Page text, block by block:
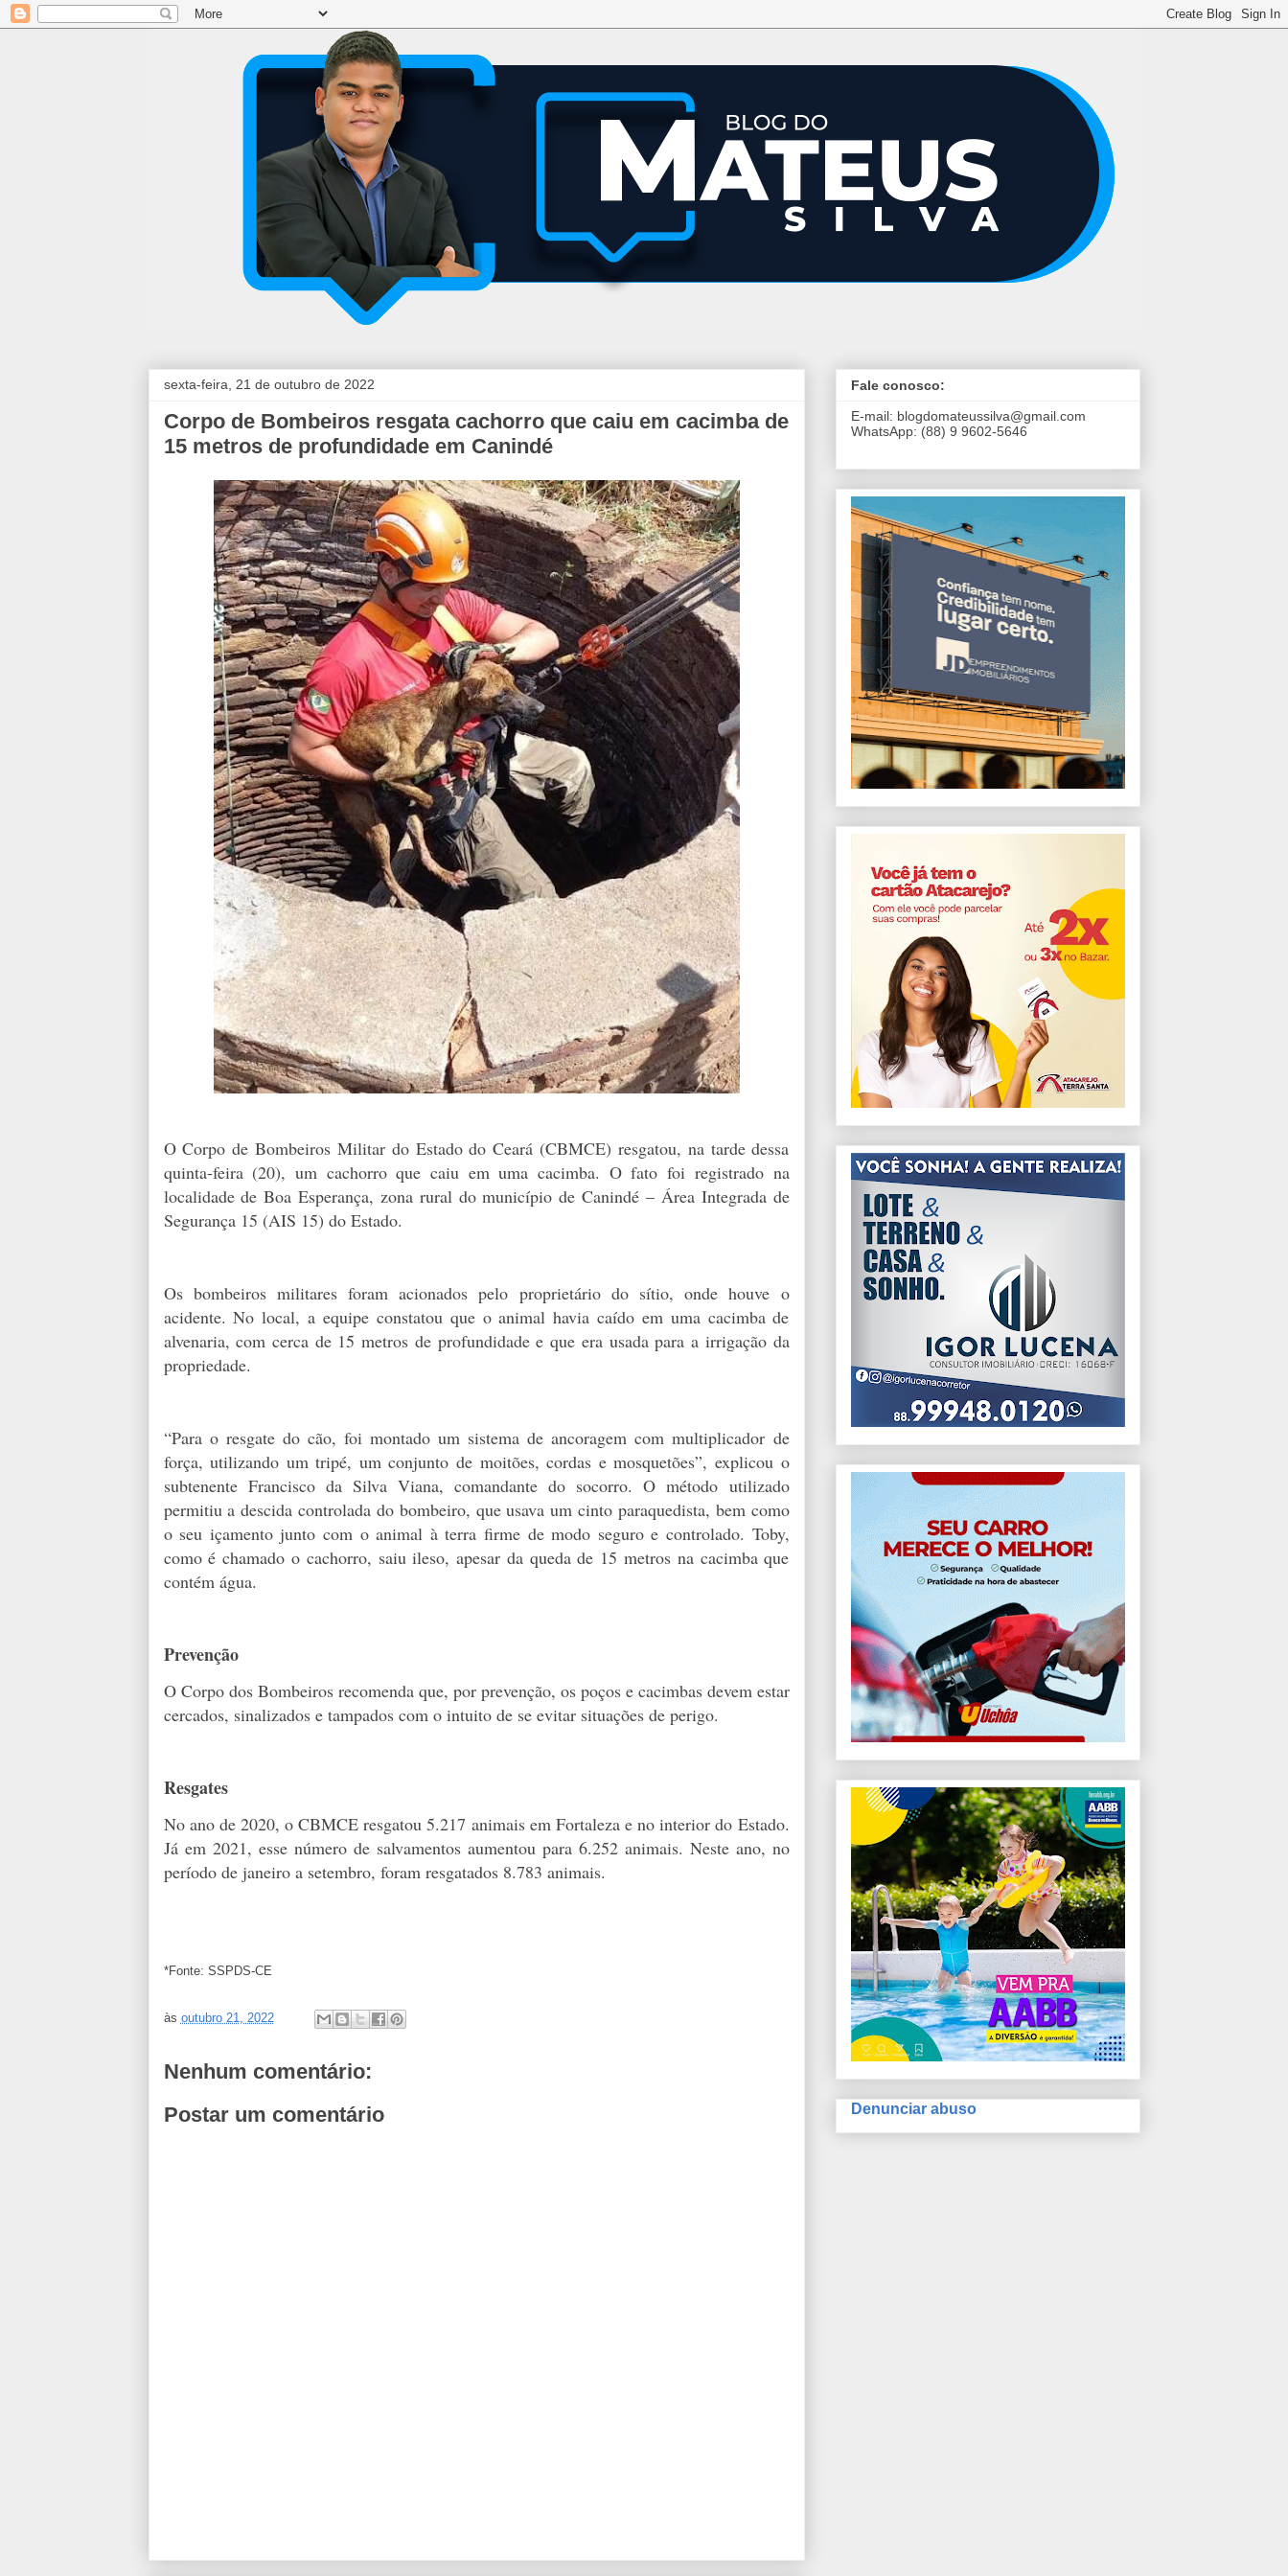
sexta-feira, 21 de outubro de 2022
Corpo de Bombeiros resgata cachorro que caiu em cacimba de
15 metros de profundidade em Canindé
O Corpo de Bombeiros Militar do Estado do Ceará (CBMCE) resgatou, na tarde dessa
quinta-feira (20), um cachorro que caiu em uma cacimba. O fato foi registrado na
localidade de Boa Esperança, zona rural do município de Canindé – Área Integrada de
Segurança 15 (AIS 15) do Estado.
Os bombeiros militares foram acionados pelo proprietário do sítio, onde houve o
acidente. No local, a equipe constatou que o animal havia caído em uma cacimba de
alvenaria, com cerca de 15 metros de profundidade e que era usada para a irrigação da
propriedade.
“Para o resgate do cão, foi montado um sistema de ancoragem com multiplicador de
força, utilizando um tripé, um conjunto de moitões, cordas e mosquetões”, explicou o
subtenente Francisco da Silva Viana, comandante do socorro. O método utilizado
permitiu a descida controlada do bombeiro, que usava um cinto paraquedista, bem como
o seu içamento junto com o animal à terra firme de modo seguro e controlado. Toby,
como é chamado o cachorro, saiu ileso, apesar da queda de 15 metros na cacimba que
contém água.
Prevenção
O Corpo dos Bombeiros recomenda que, por prevenção, os poços e cacimbas devem estar
cercados, sinalizados e tampados com o intuito de se evitar situações de perigo.
Resgates
No ano de 2020, o CBMCE resgatou 5.217 animais em Fortaleza e no interior do Estado.
Já em 2021, esse número de salvamentos aumentou para 6.252 animais. Neste ano, no
período de janeiro a setembro, foram resgatados 8.783 animais.
*Fonte: SSPDS-CE
às outubro 21, 2022
Nenhum comentário:
Postar um comentário
Fale conosco:
E-mail: blogdomateussilva@gmail.com
WhatsApp: (88) 9 9602-5646
Denunciar abuso